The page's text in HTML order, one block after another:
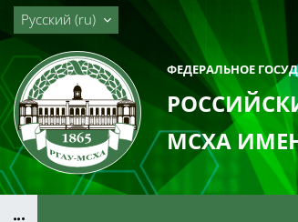
Перейти к основному содержанию
ФЕДЕРАЛЬНОЕ
МСХА
Русский ‎(ru)‎